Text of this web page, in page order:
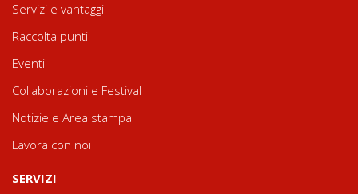
Servizi e vantaggi
Raccolta punti
Eventi
Collaborazioni e Festival
Notizie e Area stampa
Lavora con noi
SERVIZI